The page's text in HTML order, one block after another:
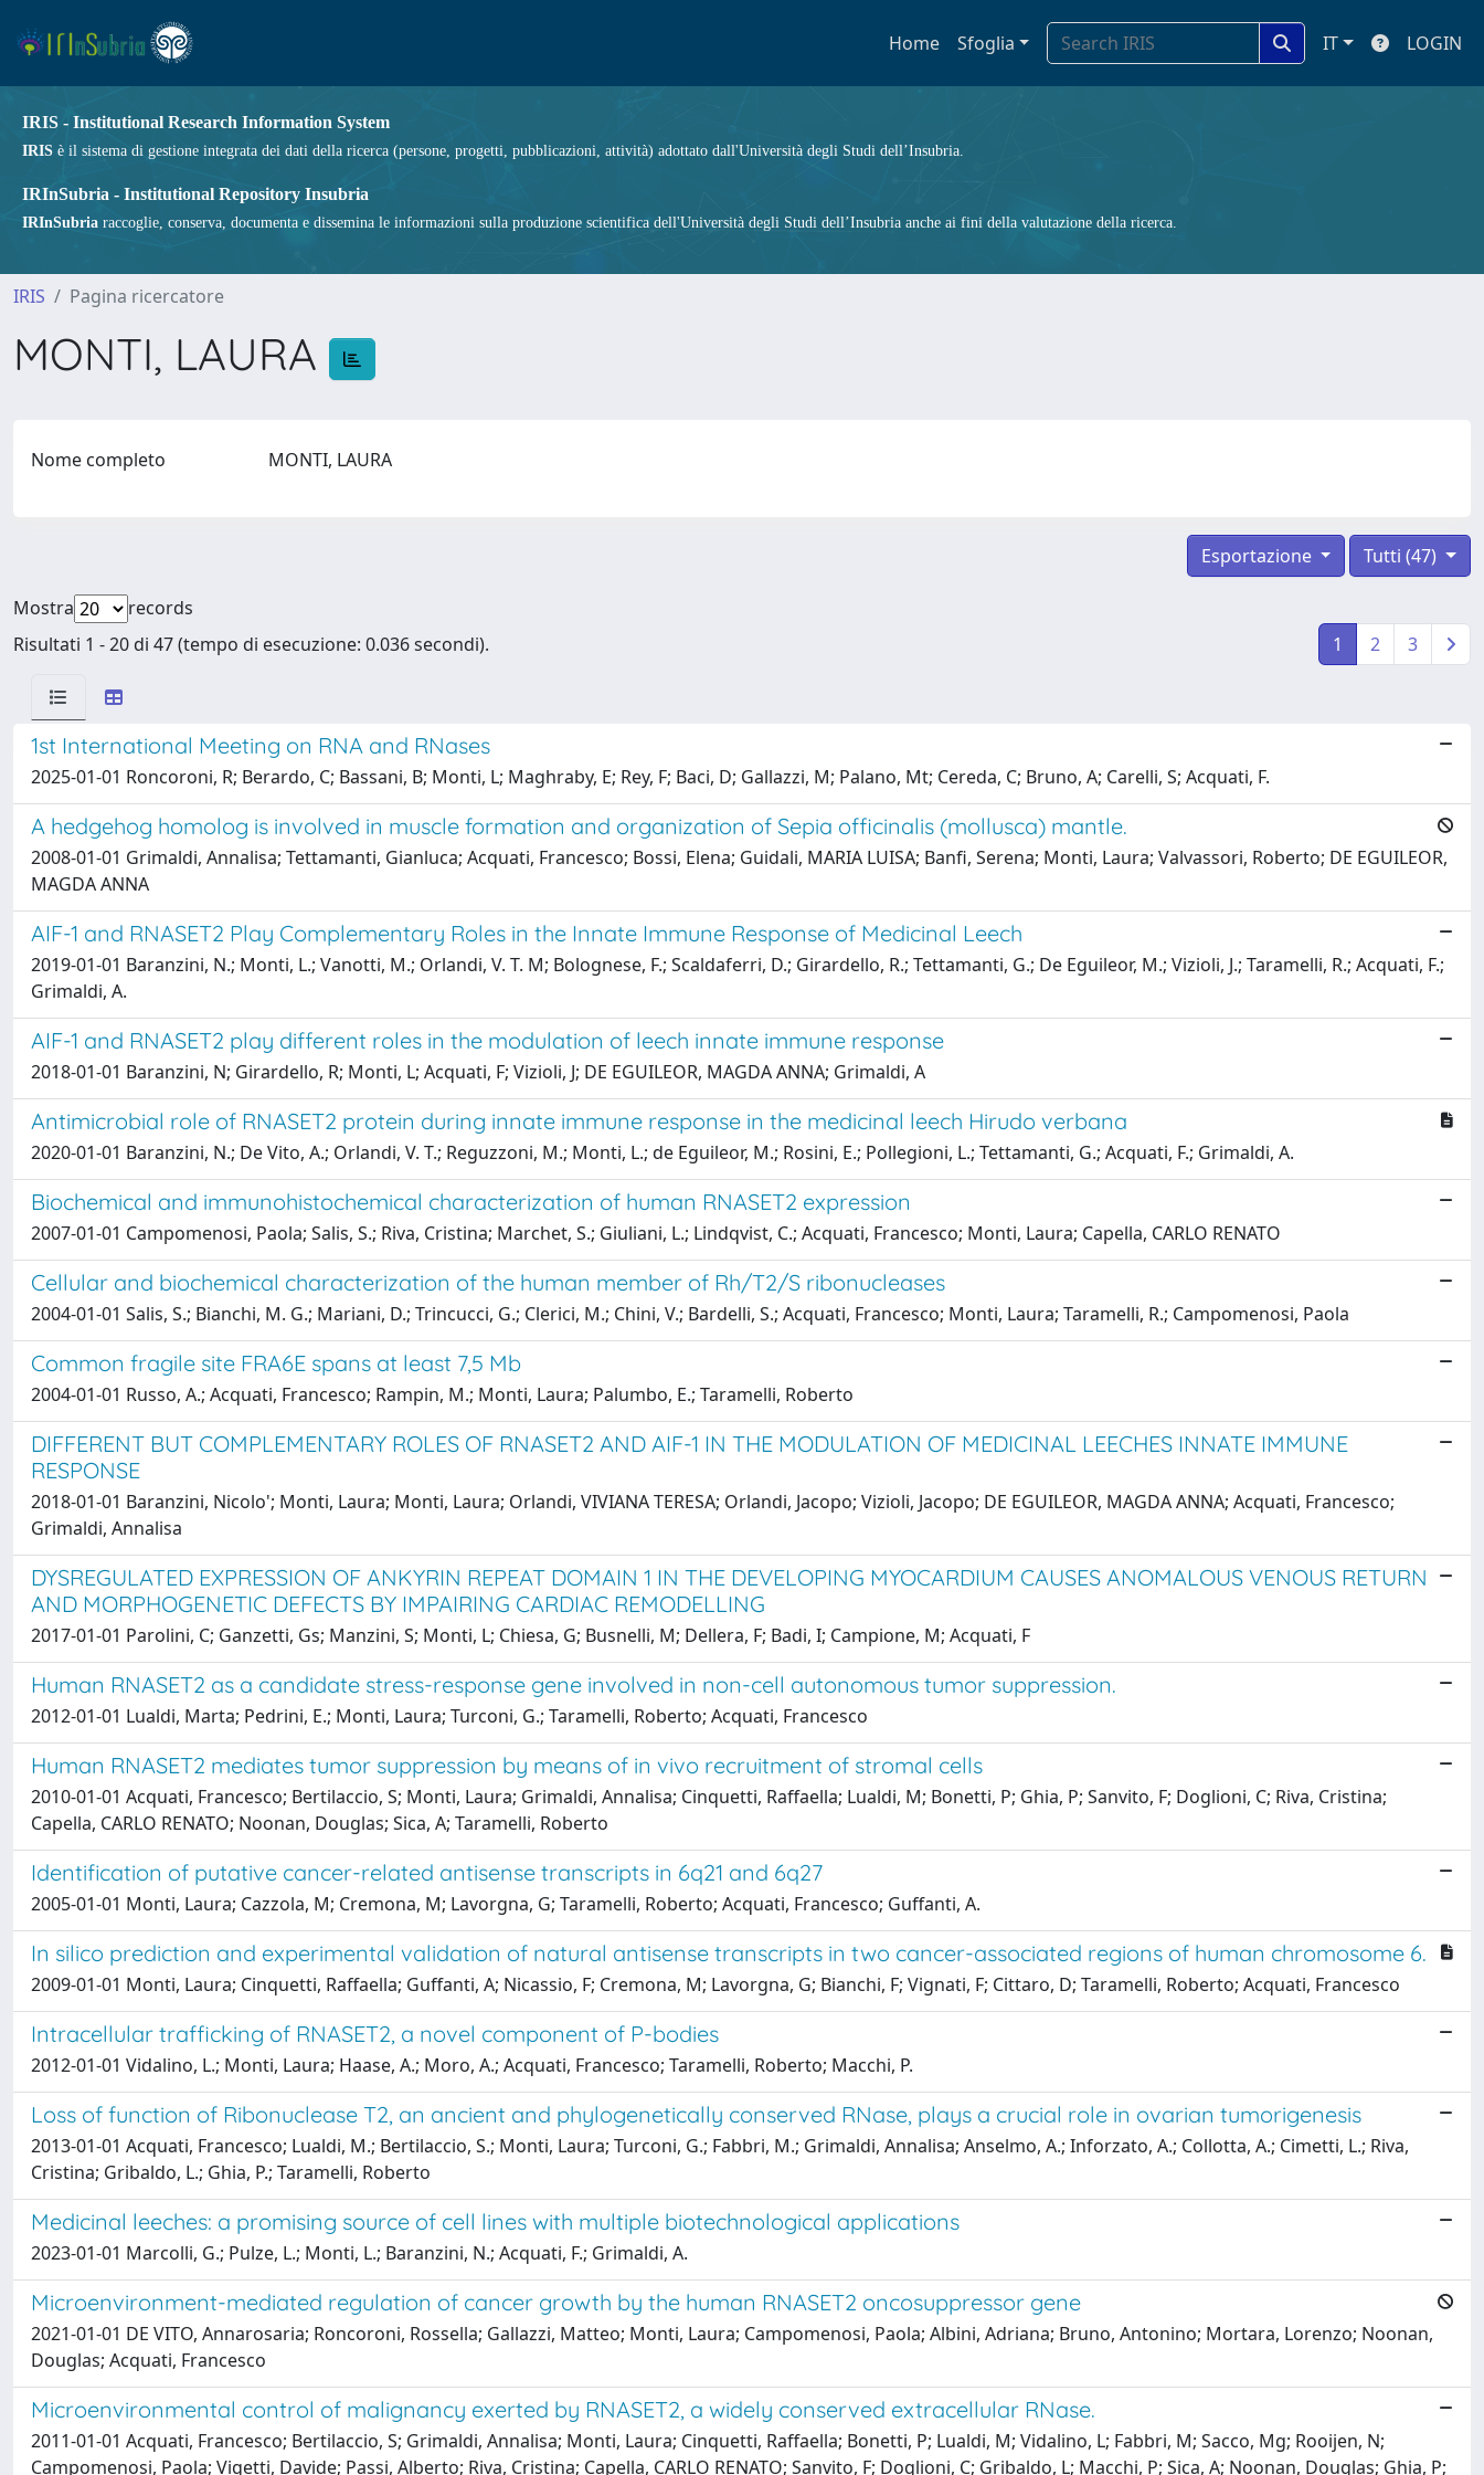
Home Sfoglia IT LOGIN
IRIS - Institutional Research Information System
IRIS è il sistema di gestione integrata dei dati della ricerca (persone, progetti, pubblicazioni, attività) adottato dall'Università degli Studi dell’Insubria.
IRInSubria - Institutional Repository Insubria
IRInSubria raccoglie, conserva, documenta e dissemina le informazioni sulla produzione scientifica dell'Università degli Studi dell’Insubria anche ai fini della valutazione della ricerca.
IRIS Pagina ricercatore
MONTI, LAURA
Nome completo MONTI, LAURA
Tutti (47)
Esportazione
Mostra
records
Risultati 1 - 20 di 47 (tempo di esecuzione: 0.036 secondi).
1 2 3
1st International Meeting on RNA and RNases
2025-01-01 Roncoroni, R; Berardo, C; Bassani, B; Monti, L; Maghraby, E; Rey, F; Baci, D; Gallazzi, M; Palano, Mt; Cereda, C; Bruno, A; Carelli, S; Acquati, F.
A hedgehog homolog is involved in muscle formation and organization of Sepia officinalis (mollusca) mantle.
2008-01-01 Grimaldi, Annalisa; Tettamanti, Gianluca; Acquati, Francesco; Bossi, Elena; Guidali, MARIA LUISA; Banfi, Serena; Monti, Laura; Valvassori, Roberto; DE EGUILEOR,
MAGDA ANNA
AIF-1 and RNASET2 Play Complementary Roles in the Innate Immune Response of Medicinal Leech
2019-01-01 Baranzini, N.; Monti, L.; Vanotti, M.; Orlandi, V. T. M; Bolognese, F.; Scaldaferri, D.; Girardello, R.; Tettamanti, G.; De Eguileor, M.; Vizioli, J.; Taramelli, R.; Acquati, F.;
Grimaldi, A.
AIF-1 and RNASET2 play different roles in the modulation of leech innate immune response
2018-01-01 Baranzini, N; Girardello, R; Monti, L; Acquati, F; Vizioli, J; DE EGUILEOR, MAGDA ANNA; Grimaldi, A
Antimicrobial role of RNASET2 protein during innate immune response in the medicinal leech Hirudo verbana
2020-01-01 Baranzini, N.; De Vito, A.; Orlandi, V. T.; Reguzzoni, M.; Monti, L.; de Eguileor, M.; Rosini, E.; Pollegioni, L.; Tettamanti, G.; Acquati, F.; Grimaldi, A.
Biochemical and immunohistochemical characterization of human RNASET2 expression
2007-01-01 Campomenosi, Paola; Salis, S.; Riva, Cristina; Marchet, S.; Giuliani, L.; Lindqvist, C.; Acquati, Francesco; Monti, Laura; Capella, CARLO RENATO
Cellular and biochemical characterization of the human member of Rh/T2/S ribonucleases
2004-01-01 Salis, S.; Bianchi, M. G.; Mariani, D.; Trincucci, G.; Clerici, M.; Chini, V.; Bardelli, S.; Acquati, Francesco; Monti, Laura; Taramelli, R.; Campomenosi, Paola
Common fragile site FRA6E spans at least 7,5 Mb
2004-01-01 Russo, A.; Acquati, Francesco; Rampin, M.; Monti, Laura; Palumbo, E.; Taramelli, Roberto
DIFFERENT BUT COMPLEMENTARY ROLES OF RNASET2 AND AIF-1 IN THE MODULATION OF MEDICINAL LEECHES INNATE IMMUNE
RESPONSE
2018-01-01 Baranzini, Nicolo'; Monti, Laura; Monti, Laura; Orlandi, VIVIANA TERESA; Orlandi, Jacopo; Vizioli, Jacopo; DE EGUILEOR, MAGDA ANNA; Acquati, Francesco;
Grimaldi, Annalisa
DYSREGULATED EXPRESSION OF ANKYRIN REPEAT DOMAIN 1 IN THE DEVELOPING MYOCARDIUM CAUSES ANOMALOUS VENOUS RETURN
AND MORPHOGENETIC DEFECTS BY IMPAIRING CARDIAC REMODELLING
2017-01-01 Parolini, C; Ganzetti, Gs; Manzini, S; Monti, L; Chiesa, G; Busnelli, M; Dellera, F; Badi, I; Campione, M; Acquati, F
Human RNASET2 as a candidate stress-response gene involved in non-cell autonomous tumor suppression.
2012-01-01 Lualdi, Marta; Pedrini, E.; Monti, Laura; Turconi, G.; Taramelli, Roberto; Acquati, Francesco
Human RNASET2 mediates tumor suppression by means of in vivo recruitment of stromal cells
2010-01-01 Acquati, Francesco; Bertilaccio, S; Monti, Laura; Grimaldi, Annalisa; Cinquetti, Raffaella; Lualdi, M; Bonetti, P; Ghia, P; Sanvito, F; Doglioni, C; Riva, Cristina;
Capella, CARLO RENATO; Noonan, Douglas; Sica, A; Taramelli, Roberto
Identification of putative cancer-related antisense transcripts in 6q21 and 6q27
2005-01-01 Monti, Laura; Cazzola, M; Cremona, M; Lavorgna, G; Taramelli, Roberto; Acquati, Francesco; Guffanti, A.
In silico prediction and experimental validation of natural antisense transcripts in two cancer-associated regions of human chromosome 6.
2009-01-01 Monti, Laura; Cinquetti, Raffaella; Guffanti, A; Nicassio, F; Cremona, M; Lavorgna, G; Bianchi, F; Vignati, F; Cittaro, D; Taramelli, Roberto; Acquati, Francesco
Intracellular trafficking of RNASET2, a novel component of P-bodies
2012-01-01 Vidalino, L.; Monti, Laura; Haase, A.; Moro, A.; Acquati, Francesco; Taramelli, Roberto; Macchi, P.
Loss of function of Ribonuclease T2, an ancient and phylogenetically conserved RNase, plays a crucial role in ovarian tumorigenesis
2013-01-01 Acquati, Francesco; Lualdi, M.; Bertilaccio, S.; Monti, Laura; Turconi, G.; Fabbri, M.; Grimaldi, Annalisa; Anselmo, A.; Inforzato, A.; Collotta, A.; Cimetti, L.; Riva,
Cristina; Gribaldo, L.; Ghia, P.; Taramelli, Roberto
Medicinal leeches: a promising source of cell lines with multiple biotechnological applications
2023-01-01 Marcolli, G.; Pulze, L.; Monti, L.; Baranzini, N.; Acquati, F.; Grimaldi, A.
Microenvironment-mediated regulation of cancer growth by the human RNASET2 oncosuppressor gene
2021-01-01 DE VITO, Annarosaria; Roncoroni, Rossella; Gallazzi, Matteo; Monti, Laura; Campomenosi, Paola; Albini, Adriana; Bruno, Antonino; Mortara, Lorenzo; Noonan,
Douglas; Acquati, Francesco
Microenvironmental control of malignancy exerted by RNASET2, a widely conserved extracellular RNase.
2011-01-01 Acquati, Francesco; Bertilaccio, S; Grimaldi, Annalisa; Monti, Laura; Cinquetti, Raffaella; Bonetti, P; Lualdi, M; Vidalino, L; Fabbri, M; Sacco, Mg; Rooijen, N;
Campomenosi, Paola; Vigetti, Davide; Passi, Alberto; Riva, Cristina; Capella, CARLO RENATO; Sanvito, F; Doglioni, C; Gribaldo, L; Macchi, P; Sica, A; Noonan, Douglas; Ghia, P;